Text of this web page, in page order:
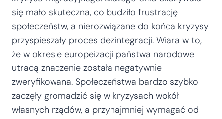
się mało skuteczna, co budziło frustrację
społeczeństw, a nierozwiązane do końca kryzysy
przyspieszały proces dezintegracji. Wiara w to,
że w okresie europeizacji państwa narodowe
utracą znaczenie została negatywnie
zweryfikowana. Społeczeństwa bardzo szybko
zaczęły gromadzić się w kryzysach wokół
własnych rządów, a przynajmniej wymagać od